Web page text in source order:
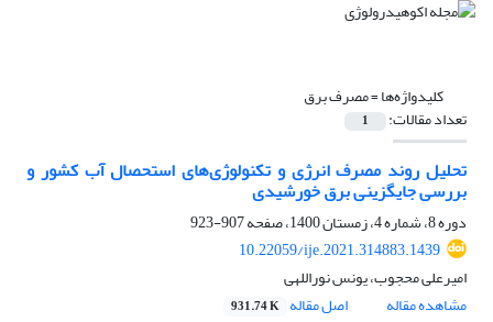
کلیدواژه‌ها =مصرف برق
تعداد مقالات: 1
تحلیل روند مصرف انرژی و تکنولوژی‌های استحصال آب کشور و
بررسی جایگزینی برق خورشیدی
دوره 8، شماره 4، زمستان 1400، صفحه
907-923
10.22059/ije.2021.314883.1439
امیرعلی محجوب، یونس نوراللهی
مشاهده مقاله
اصل مقاله 931.74 K